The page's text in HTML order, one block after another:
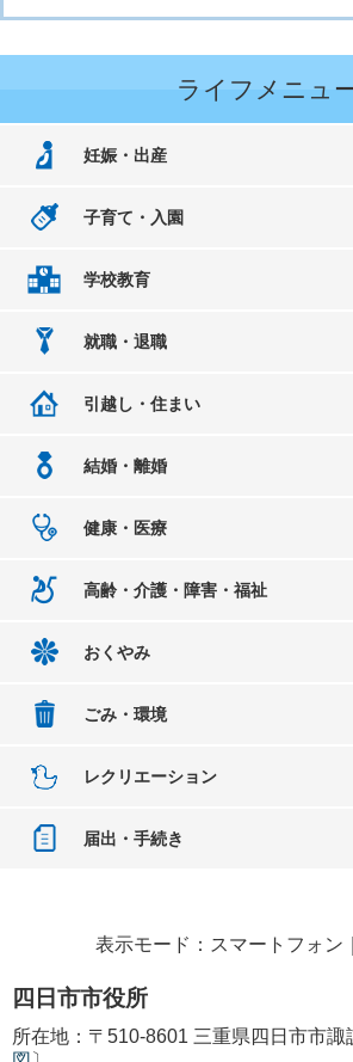
ライフメニュ
妊娠・出産
子育て・入園
学校教育
就職・退職
引越し・住まい
結婚・離婚
健康・医療
高齢・介護・障害・福祉
おくやみ
ごみ・環境
レクリエーション
届出・手続き
表示モード：スマートフォン｜
四日市市役所
所在地：〒510-8601 三重県四日市市諏